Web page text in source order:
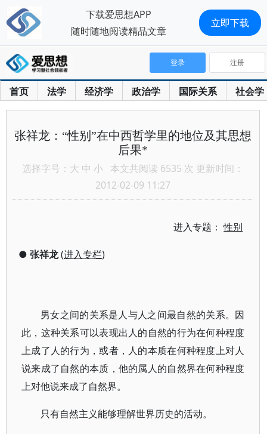
首页 法学 经济学 政治学 国际关系 社会学
登录 注册
张祥龙：“性别”在中西哲学里的地位及其思想
后果*
选择字号： 大 中 小 本文共阅读 6535 次 更新时间：
2012-02-09 11:27
进入专题：性别
● 张祥龙(进入专栏)
男女之间的关系是人与人之间最自然的关系。因
此，这种关系可以表现出人的自然的行为在何种程度
上成了人的行为，或者，人的本质在何种程度上对人
说来成了自然的本质，他的属人的自然界在何种程度
上对他说来成了自然界。
只有自然主义能够理解世界历史的活动。
下载爱思想APP
随时随地阅读精品文章
立即下载